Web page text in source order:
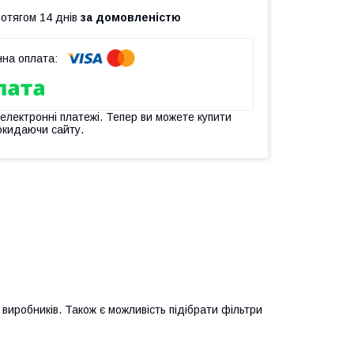
14 днів за домовленістю
платежі. Тепер ви можете купити
сайту.
Також є можливість підібрати фільтри